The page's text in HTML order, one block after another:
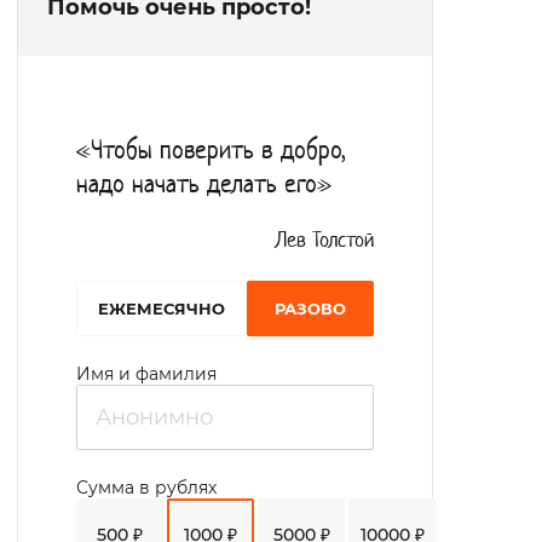
обострение хронических заболеваний. В
комнатах, в зависимости от состояния
здоровья. Аниматорами проводятся
костюмированные представления, мастер-
классы по живописи, у постояльцев есть
возможность заниматься любимым хобби
Помочь очень просто!
«Чтобы поверить в добро,
надо начать делать его»
Лев Толстой
EЖЕМЕСЯЧНО РАЗОВО
Имя и фамилия
500 ₽ 1000 ₽ 5000 ₽ 10000 ₽
Сумма в рублях